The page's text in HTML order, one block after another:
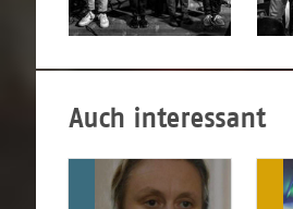
Auch interessant